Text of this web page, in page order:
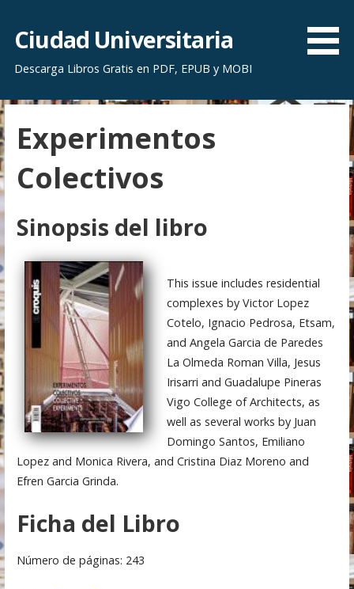
r
a
l
c
o
n
e
n
i
d
o
Ciudad Universitaria
Descarga Libros Gratis en PDF, EPUB y MOBI
Experimentos
Colectivos
Sinopsis del libro
This issue includes residential
complexes by Victor Lopez
Cotelo, Ignacio Pedrosa, Etsam,
and Angela Garcia de Paredes
La Olmeda Roman Villa, Jesus
Irisarri and Guadalupe Pineras
Vigo College of Architects, as
well as several works by Juan
Domingo Santos, Emiliano
Lopez and Monica Rivera, and Cristina Diaz Moreno and
Efren Garcia Grinda.
Ficha del Libro
Número de páginas: 243